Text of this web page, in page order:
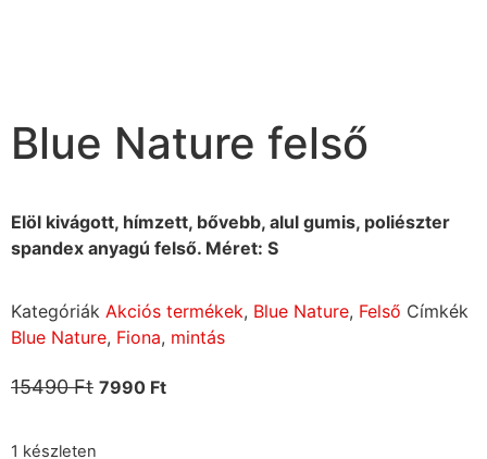
Blue Nature felső
Elöl kivágott, hímzett, bővebb, alul gumis, poliészter
spandex anyagú felső. Méret: S
Kategóriák Akciós termékek, Blue Nature, Felső Címkék
Blue Nature, Fiona, mintás
15490Ft 7990 Ft
1 készleten